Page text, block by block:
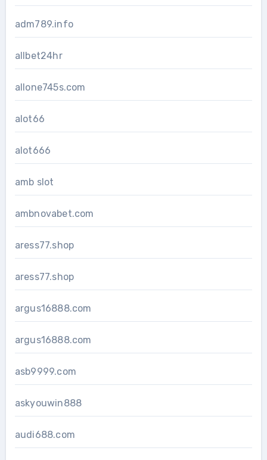
adm789.info
allbet24hr
allone745s.com
alot66
alot666
amb slot
ambnovabet.com
aress77.shop
aress77.shop
argus16888.com
argus16888.com
asb9999.com
askyouwin888
audi688.com